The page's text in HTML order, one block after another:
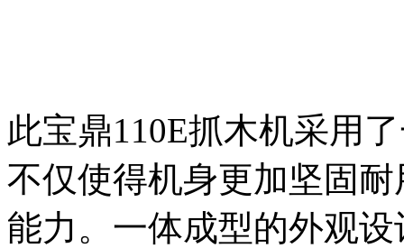
此宝鼎110E抓木机采用
不仅使得机身更加坚固
能力。一体成型的外观